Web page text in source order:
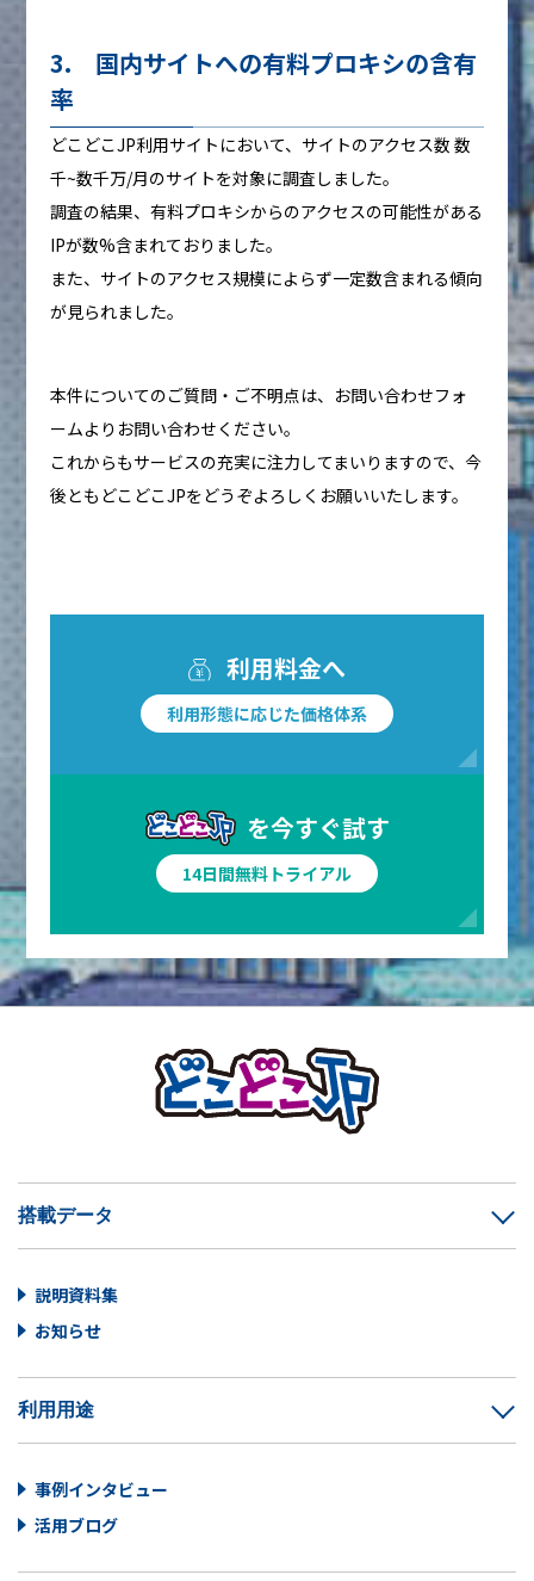
3. 国内サイトへの有料プロキシの含有
率
どこどこJP利用サイトにおいて、サイトのアクセス数 数
千~数千万/月のサイトを対象に調査しました。
調査の結果、有料プロキシからのアクセスの可能性がある
IPが数%含まれておりました。
また、サイトのアクセス規模によらず一定数含まれる傾向
が見られました。
本件についてのご質問・ご不明点は、お問い合わせフォ
ームよりお問い合わせください。
これからもサービスの充実に注力してまいりますので、今
後ともどこどこJPをどうぞよろしくお願いいたします。
利用料金へ
利用形態に応じた価格体系
を今すぐ試す
14日間無料トライアル
搭載データ
説明資料集
お知らせ
利用用途
事例インタビュー
活用ブログ